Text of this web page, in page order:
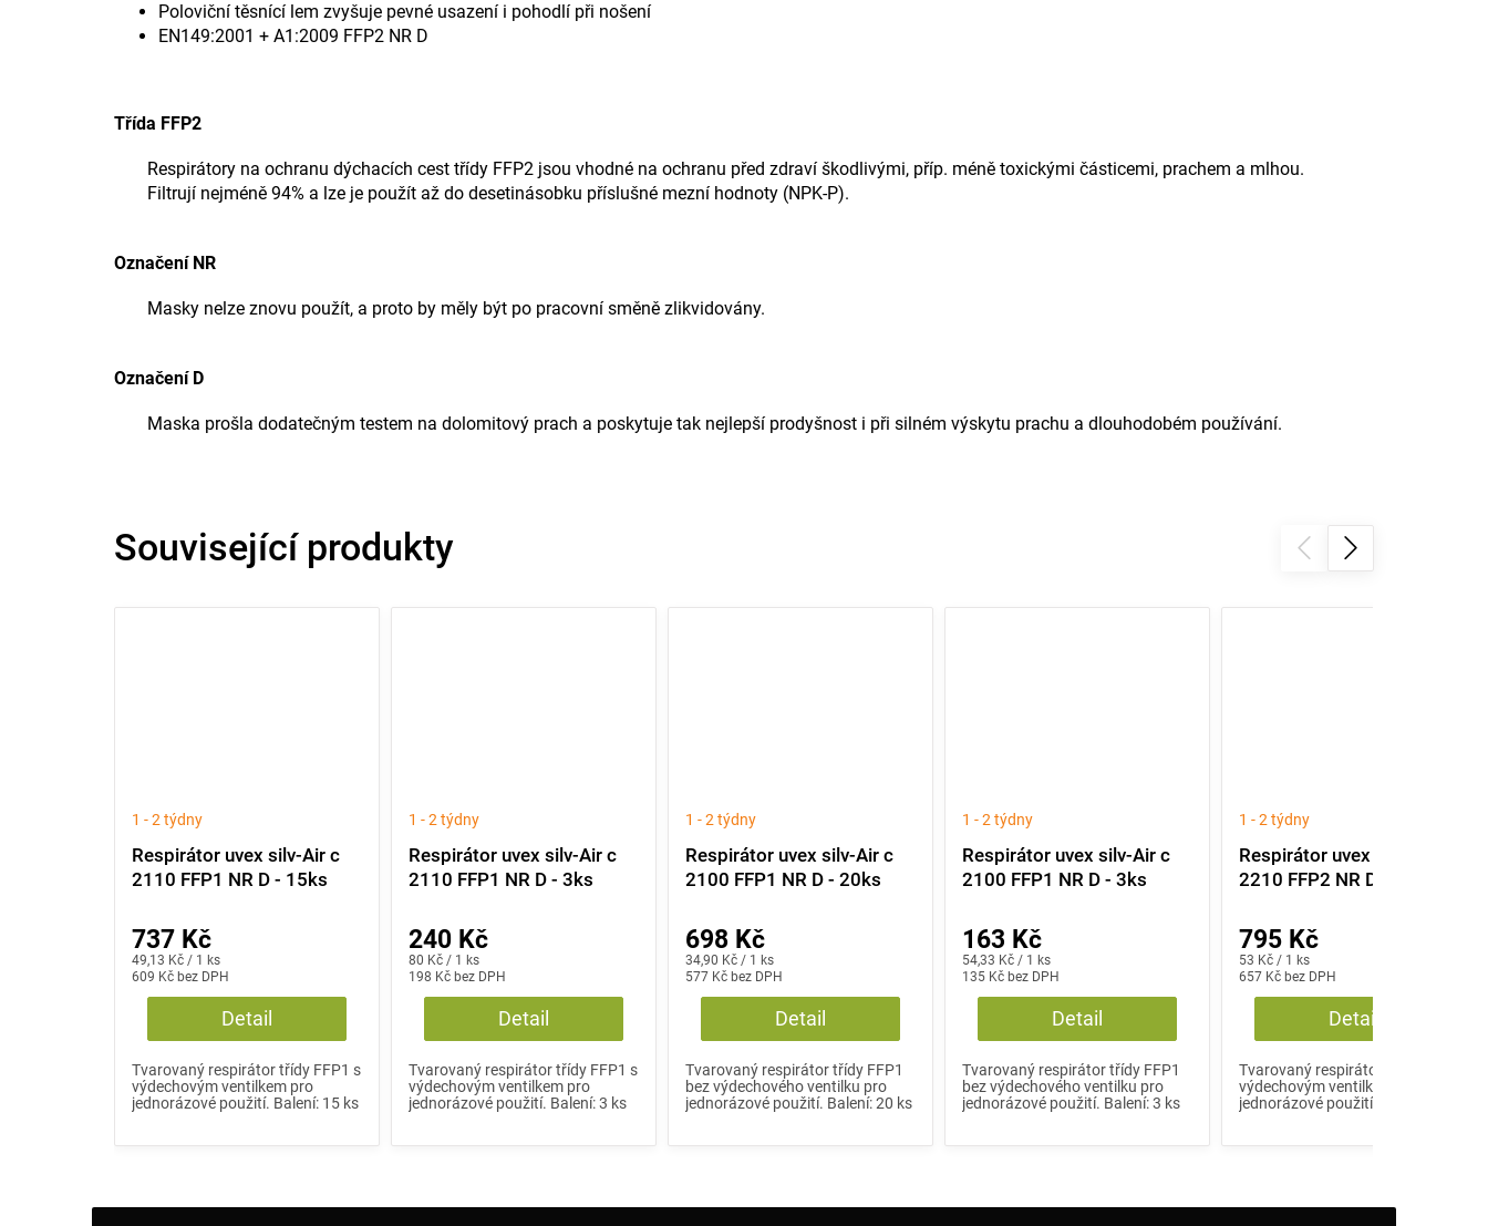
Související produkty
Respirátor uvex silv-Air c
2110 FFP1 NR D - 15ks
1 - 2 týdny
609 Kč bez DPH
737 Kč
Měrná
cena:
49,13 Kč / 1 ks
Detail
Tvarovaný respirátor třídy FFP1 s
výdechovým ventilkem pro
jednorázové použití. Balení: 15 ks
Respirátor uvex silv-Air c
2110 FFP1 NR D - 3ks
1 - 2 týdny
198 Kč bez DPH
240 Kč
Měrná
cena:
80 Kč / 1 ks
Detail
Tvarovaný respirátor třídy FFP1 s
výdechovým ventilkem pro
jednorázové použití. Balení: 3 ks
Respirátor uvex silv-Air c
2100 FFP1 NR D - 20ks
1 - 2 týdny
577 Kč bez DPH
698 Kč
Měrná
cena:
34,90 Kč / 1 ks
Detail
Tvarovaný respirátor třídy FFP1
bez výdechového ventilku pro
jednorázové použití. Balení: 20 ks
Respirátor uvex silv-Air c
2100 FFP1 NR D - 3ks
1 - 2 týdny
135 Kč bez DPH
163 Kč
Měrná
cena:
54,33 Kč / 1 ks
Detail
Tvarovaný respirátor třídy FFP1
bez výdechového ventilku pro
jednorázové použití. Balení: 3 ks
Respirátor uvex silv-Air c
2210 FFP2 NR D - 15ks
1 - 2 týdny
657 Kč bez DPH
795 Kč
Měrná
cena:
53 Kč / 1 ks
Detail
Tvarovaný respirátor třídy FFP2 s
výdechovým ventilkem pro
jednorázové použití. Balení: 15 ks
Poloviční těsnící lem zvyšuje pevné usazení i pohodlí při nošení
EN149:2001 + A1:2009 FFP2 NR D
Třída FFP2
Respirátory na ochranu dýchacích cest třídy FFP2 jsou vhodné na ochranu před zdraví škodlivými, příp. méně toxickými částicemi, prachem a mlhou.
Filtrují nejméně 94% a lze je použít až do desetinásobku příslušné mezní hodnoty (NPK-P).
Označení NR
Masky nelze znovu použít, a proto by měly být po pracovní směně zlikvidovány.
Označení D
Maska prošla dodatečným testem na dolomitový prach a poskytuje tak nejlepší prodyšnost i při silném výskytu prachu a dlouhodobém používání.